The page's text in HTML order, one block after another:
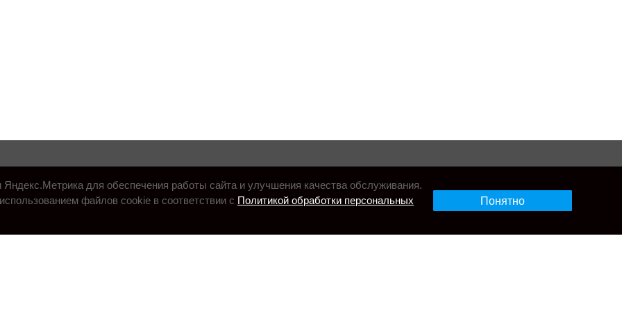
для обеспечения работы сайта и улучшения качества обслуживания.
файлов cookie в соответствии с Политикой обработки персональных
Понятно